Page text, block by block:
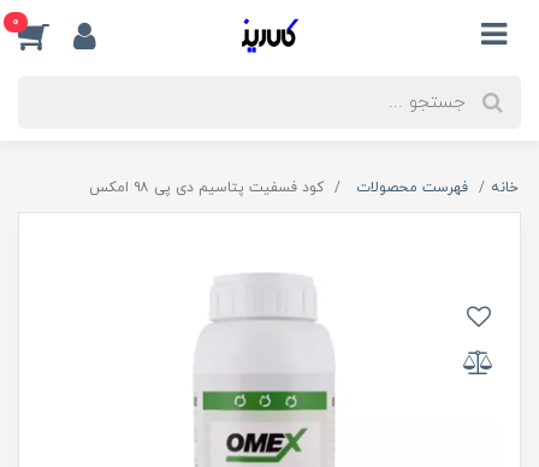
0
خانه فهرست محصولات کود فسفیت پتاسیم دی پی ۹۸ امکس